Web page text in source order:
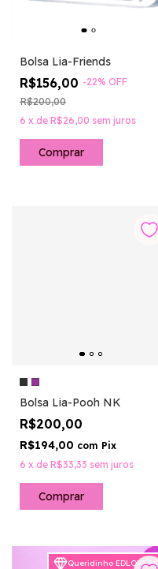
Bolsa Lia-Friends
R$156,00 -22% OFF
R$200,00
6 x de R$26,00 sem juros
Bolsa Lia-Pooh NK
R$200,00
R$194,00 com Pix
6 x de R$33,33 sem juros
Comprar
Queridinho EDLOVERS